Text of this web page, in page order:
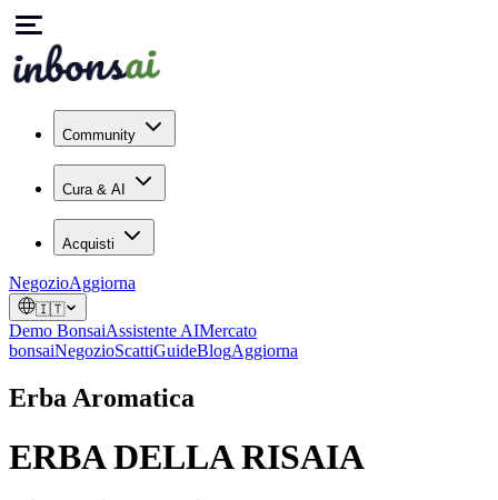
Community
Cura & AI
Acquisti
NegozioAggiorna
🇮🇹
Demo BonsaiAssistente AIMercato
bonsaiNegozioScattiGuideBlogAggiorna
Erba Aromatica
ERBA DELLA RISAIA